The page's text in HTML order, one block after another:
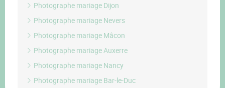
Photographe mariage Dijon
Photographe mariage Nevers
Photographe mariage Mâcon
Photographe mariage Auxerre
Photographe mariage Nancy
Photographe mariage Bar-le-Duc